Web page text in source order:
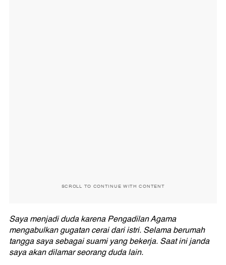
SCROLL TO CONTINUE WITH CONTENT
Saya menjadi duda karena Pengadilan Agama
mengabulkan gugatan cerai dari istri. Selama berumah
tangga saya sebagai suami yang bekerja. Saat ini janda
saya akan dilamar seorang duda lain.